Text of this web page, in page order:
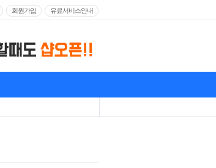
회원가입 유료서비스안내